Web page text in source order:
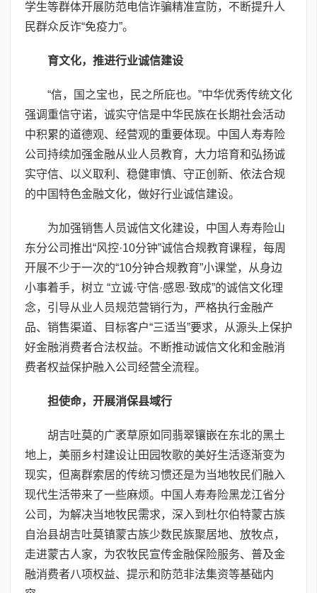
学生等群体开展防范电信诈骗精准宣防，不断提升人
民群众反诈“免疫力”。
育文化，推进行业诚信建设
“信，国之宝也，民之所庇也。”中华优秀传统文化
强调重信守诺，诚实守信是中华民族在长期社会活动
中积累的道德观、经营观的重要体现。中国人寿寿险
公司持续加强金融从业人员教育，大力培育和弘扬诚
实守信、以义取利、稳健审慎、守正创新、依法合规
的中国特色金融文化，做好行业诚信建设。
为加强销售人员诚信文化建设，中国人寿寿险山
东分公司推出“风控·10分钟”诚信合规教育课程，每周
开展不少于一次的“10分钟合规教育”小课堂，从身边
小事着手，树立 “立诚·守信·感恩·致成”的诚信文化理
念，引导从业人员规范营销行为，严格执行金融产
品、销售渠道、目标客户“三适当”要求，从源头上保护
好金融消费者合法权益。不断推动诚信文化和金融消
费者权益保护融入公司经营全流程。
担使命，开展消保县域行
胡吉吐莫的广袤草原如同翡翠镶嵌在东北的黑土
地上，美丽乡村建设让田园牧歌的美好生活逐渐变为
现实，但离群索居的传统习惯还是为当地牧民们融入
现代生活带来了一些麻烦。中国人寿寿险黑龙江省分
公司，为解决当地牧民需求，深入到杜尔伯特蒙古族
自治县胡吉吐莫镇蒙古族少数民族聚居地、放牧点，
走进蒙古人家，为农牧民宣传金融保险服务、普及金
融消费者八项权益、提示和防范非法集资等基础内